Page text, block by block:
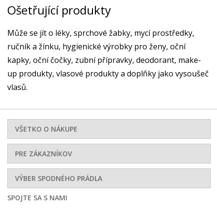
Ošetřující produkty
Může se jít o léky, sprchové žabky, mycí prostředky,
ručník a žínku, hygienické výrobky pro ženy, oční
kapky, oční čočky, zubní přípravky, deodorant, make-
up produkty, vlasové produkty a doplňky jako vysoušeč
vlasů.
VŠETKO O NÁKUPE
PRE ZÁKAZNÍKOV
VÝBER SPODNÉHO PRÁDLA
SPOJTE SA S NAMI